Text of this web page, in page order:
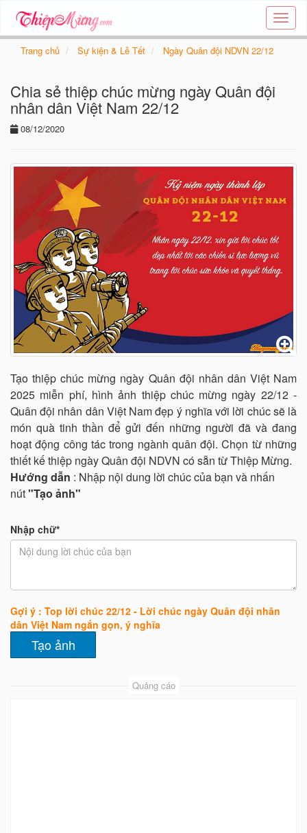
Tạo
thiệp
Trang chủ Sự kiện & Lễ Tết Ngày Quân đội NDVN 22/12
Chia sẻ thiệp chúc mừng ngày Quân đội
nhân dân Việt Nam 22/12
08/12/2020
Tạo thiệp chúc mừng ngày Quân đội nhân dân Việt Nam
2025 miễn phí, hình ảnh thiệp chúc mừng ngày 22/12 -
Quân đội nhân dân Việt Nam đẹp ý nghĩa với lời chúc sẽ là
món quà tinh thần để gửi đến những người đã và đang
hoạt động công tác trong ngành quân đội. Chọn từ những
thiết kế thiệp ngày Quân đội NDVN có sẵn từ Thiệp Mừng.
Hướng dẫn : Nhập nội dung lời chúc của bạn và nhấn
nút"Tạo ảnh"
Nhập chữ*
Gợi ý : Top lời chúc 22/12 - Lời chúc ngày Quân đội nhân
dân Việt Nam ngắn gọn, ý nghĩa
Quảng cáo